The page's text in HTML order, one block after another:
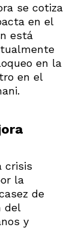
se cotiza
en el
está
en la
en el
crisis
la
de
del
y